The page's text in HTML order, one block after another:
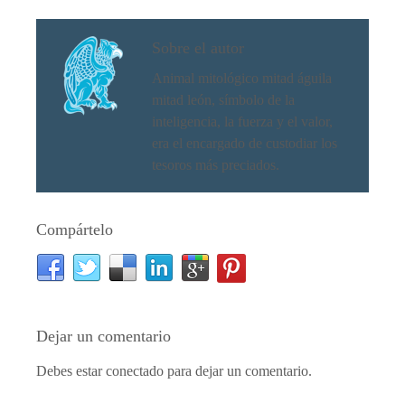
Sobre el autor
Animal mitológico mitad águila
mitad león, símbolo de la
inteligencia, la fuerza y el valor,
era el encargado de custodiar los
tesoros más preciados.
Compártelo
Dejar un comentario
Debes estar conectado para dejar un comentario.